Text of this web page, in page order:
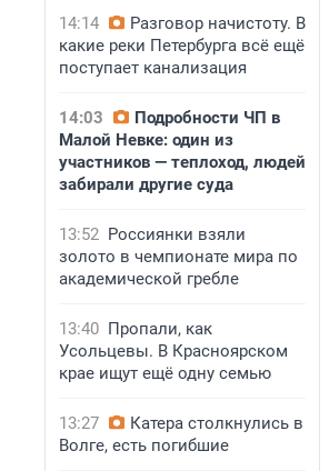
14:14
Разговор начистоту. В
какие реки Петербурга всё ещё
поступает канализация
14:03
Подробности ЧП в
Малой Невке: один из
участников — теплоход, людей
забирали другие суда
13:52 Россиянки взяли
золото в чемпионате мира по
академической гребле
13:40 Пропали, как
Усольцевы. В Красноярском
крае ищут ещё одну семью
13:27
Катера столкнулись в
Волге, есть погибшие